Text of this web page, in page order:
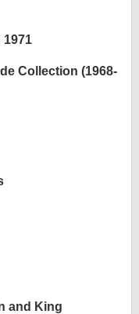
1971
Collection (1968-
and King